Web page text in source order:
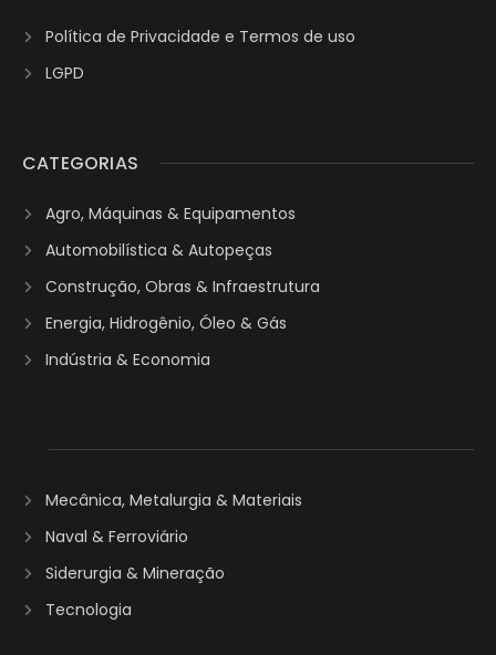
Política de Privacidade e Termos de uso
LGPD
CATEGORIAS
Agro, Máquinas & Equipamentos
Automobilística & Autopeças
Construção, Obras & Infraestrutura
Energia, Hidrogênio, Óleo & Gás
Indústria & Economia
Mecânica, Metalurgia & Materiais
Naval & Ferroviário
Siderurgia & Mineração
Tecnologia